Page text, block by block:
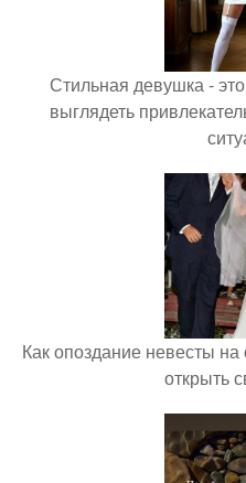
Стильная девушка -
выглядеть
Как опоздание невесты
открыть